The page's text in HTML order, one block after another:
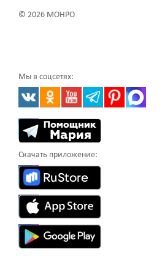
© 2026 МОНРО
Мы в соцсетях:
Скачать приложение: